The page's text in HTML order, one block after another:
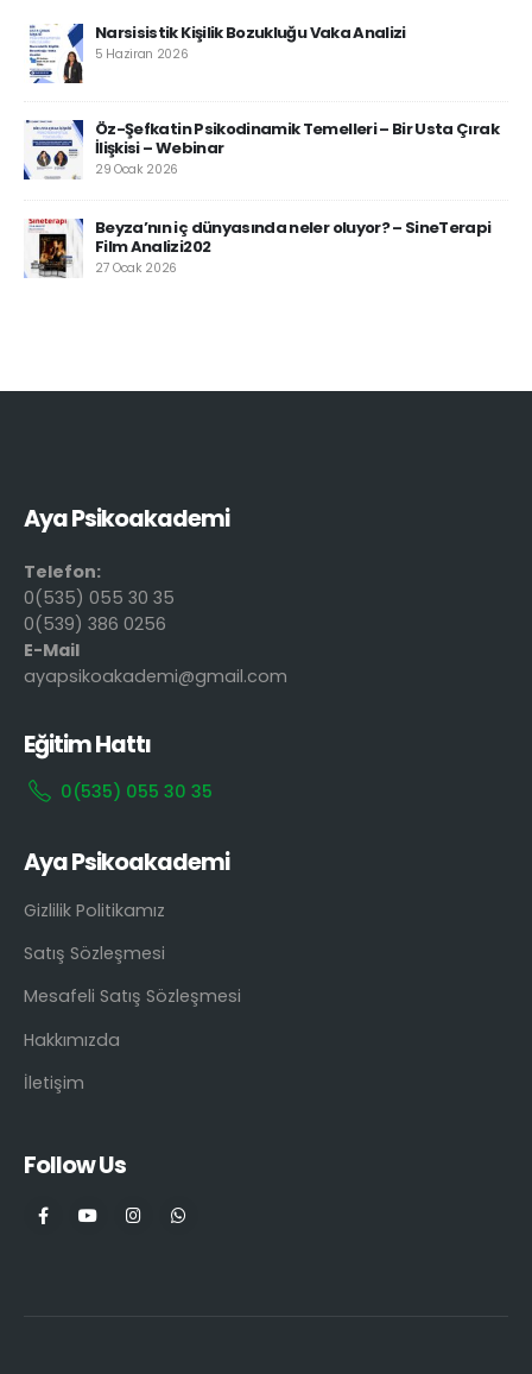
Narsisistik Kişilik Bozukluğu Vaka Analizi
5 Haziran 2026
Öz-Şefkatin Psikodinamik Temelleri – Bir Usta Çırak
İlişkisi – Webinar
29 Ocak 2026
Beyza’nın iç dünyasında neler oluyor? – SineTerapi
Film Analizi202
27 Ocak 2026
Aya Psikoakademi
Telefon:
0(535) 055 30 35
0(539) 386 0256
E-Mail
ayapsikoakademi@gmail.com
Eğitim Hattı
0(535) 055 30 35
Aya Psikoakademi
Gizlilik Politikamız
Satış Sözleşmesi
Mesafeli Satış Sözleşmesi
Hakkımızda
İletişim
Follow Us